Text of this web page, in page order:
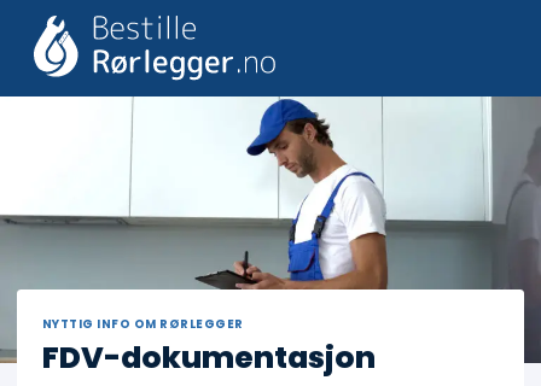
content
NYTTIG INFO OM RØRLEGGER
FDV-dokumentasjon